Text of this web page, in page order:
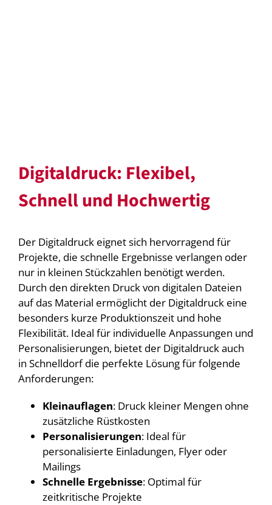
Digitaldruck: Flexibel,
Schnell und Hochwertig
Der Digitaldruck eignet sich hervorragend für
Projekte, die schnelle Ergebnisse verlangen oder
nur in kleinen Stückzahlen benötigt werden.
Durch den direkten Druck von digitalen Dateien
auf das Material ermöglicht der Digitaldruck eine
besonders kurze Produktionszeit und hohe
Flexibilität. Ideal für individuelle Anpassungen und
Personalisierungen, bietet der Digitaldruck auch
in Schnelldorf die perfekte Lösung für folgende
Anforderungen:
Kleinauflagen: Druck kleiner Mengen ohne
zusätzliche Rüstkosten
Personalisierungen: Ideal für
personalisierte Einladungen, Flyer oder
Mailings
Schnelle Ergebnisse: Optimal für
zeitkritische Projekte